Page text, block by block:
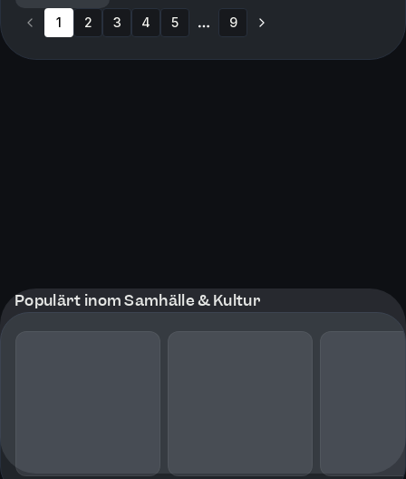
1 2 3 4 5 9
Populärt inom Samhälle & Kultur